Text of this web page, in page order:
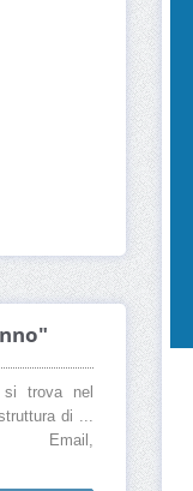
trova nel
di ...